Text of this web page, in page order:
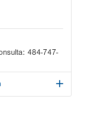
484-747-